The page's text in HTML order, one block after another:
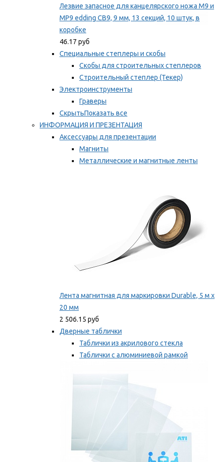
Лезвие запасное для канцелярского ножа M9 и
MP9 edding CB9, 9 мм, 13 секций, 10 штук, в
коробке
46.17 руб
Специальные степлеры и скобы
Скобы для строительных степлеров
Строительный степлер (Текер)
Электроинструменты
Граверы
СкрытьПоказать все
ИНФОРМАЦИЯ И ПРЕЗЕНТАЦИЯ
Аксессуары для презентации
Магниты
Металлические и магнитные ленты
Лента магнитная для маркировки Durable, 5 м х
20 мм
2 506.15 руб
Дверные таблички
Таблички из акрилового стекла
Таблички с алюминиевой рамкой